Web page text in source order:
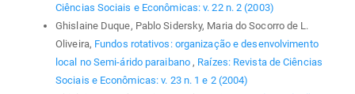
Ciências Sociais e Econômicas: v. 22 n. 2 (2003)
Ghislaine Duque, Pablo Sidersky, Maria do Socorro de L.
Oliveira, Fundos rotativos: organização e desenvolvimento
local no Semi-árido paraibano , Raízes: Revista de Ciências
Sociais e Econômicas: v. 23 n. 1 e 2 (2004)